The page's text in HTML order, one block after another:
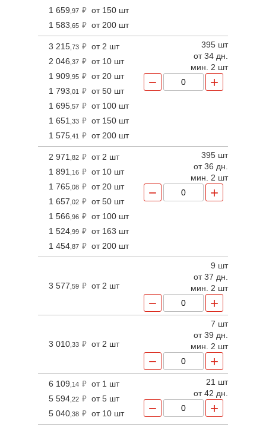
1 659 ,97
от 150 шт
1 583 ,65 от 200 шт
3 215 ,73
от 2 шт
2 046 ,37
от 10 шт
1 909 ,95
от 20 шт
1 793 ,01
от 50 шт
1 695 ,57
от 100 шт
1 651 ,33
от 150 шт
1 575 ,41 от 200 шт
395 шт
от 34 дн.
мин. 2 шт
− +
2 971 ,82
от 2 шт
1 891 ,16
от 10 шт
1 765 ,08
от 20 шт
1 657 ,02
от 50 шт
1 566 ,96
от 100 шт
1 524 ,99
от 163 шт
1 454 ,87 от 200 шт
395 шт
от 36 дн.
мин. 2 шт
− +
3 577 ,59 от 2 шт
9 шт
от 37 дн.
мин. 2 шт
− +
3 010 ,33 от 2 шт
7 шт
от 39 дн.
мин. 2 шт
− +
6 109 ,14
от 1 шт
5 594 ,22
от 5 шт
5 040 ,38 от 10 шт
21 шт
от 42 дн.
− +